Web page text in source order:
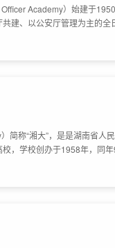
Academy）始建于
建、以公安厅管理为主的全
简称“湘大”，是是湖南省人
，学校创办于1958年，同